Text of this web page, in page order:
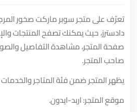
تعرّف على متجر سوبر ماركت صخور
دادسترز، حيث يمكنك تصفح المنتجات
صفحة المتجر، مشاهدة التفاصيل
صاحب المتجر.
يظهر المتجر ضمن فئة المتاجر
موقع المتجر: اربد-ايدون.